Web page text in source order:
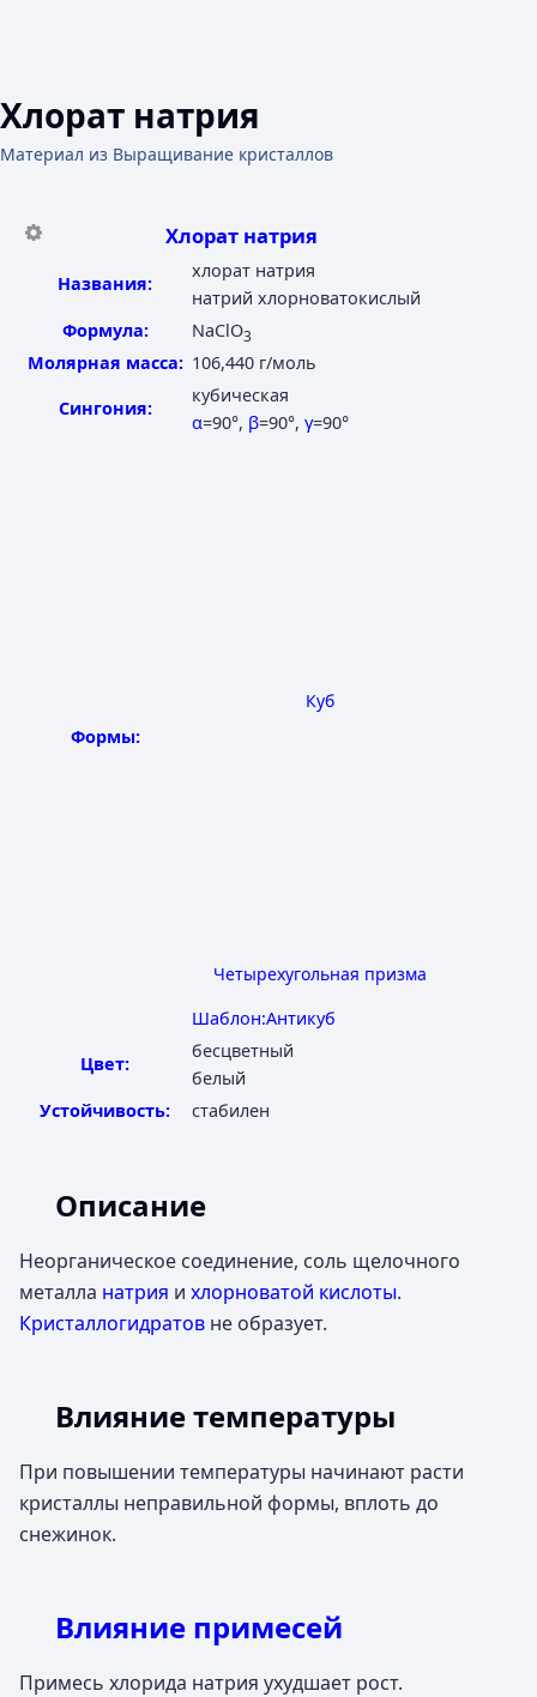
Хлорат натрия
Материал из Выращивание кристаллов
Хлорат натрия
Названия:
хлорат натрия
натрий хлорноватокислый
Формула:
NaClO3
Молярная масса: 106,440 г/моль
Сингония:
кубическая
α=90°, β=90°, γ=90°
Формы:
Куб
Четырехугольная призма
Шаблон:Антикуб
Цвет:
бесцветный
белый
Устойчивость:
стабилен
Описание
Неорганическое соединение, соль щелочного
металла натрия и хлорноватой кислоты.
Кристаллогидратов не образует.
Влияние температуры
При повышении температуры начинают расти
кристаллы неправильной формы, вплоть до
снежинок.
Влияние примесей
Примесь хлорида натрия ухудшает рост.